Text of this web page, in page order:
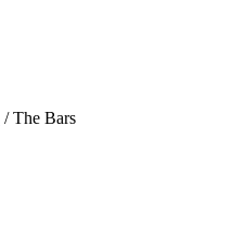
/The Bars